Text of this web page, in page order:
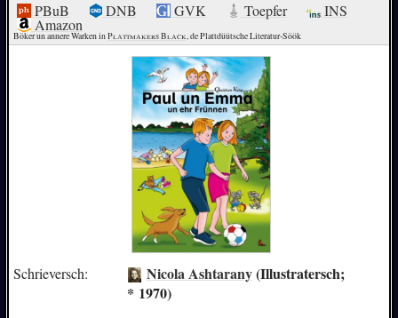
PBuB DNB GVK Toepfer INS
Amazon
Böker un annere Warken in Plattmakers Black, de Plattdüütsche Literatur-Söök
Schrieversch: Nicola Ashtarany(Illustratersch;
* 1970)